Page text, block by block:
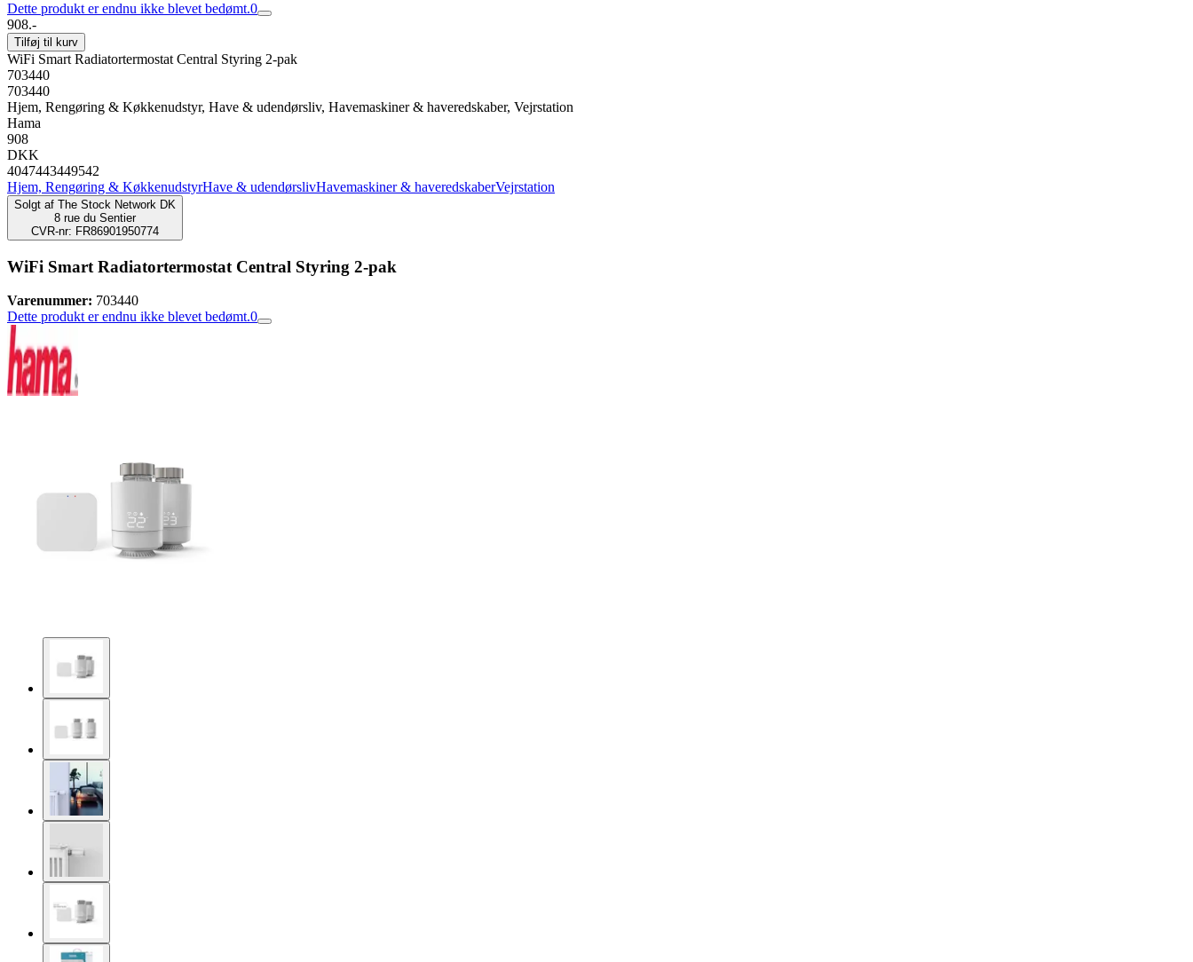
Dette produkt er endnu ikke blevet bedømt.0
908.-
Tilføj til kurv
WiFi Smart Radiatortermostat Central Styring 2-pak
703440
703440
Hjem, Rengøring & Køkkenudstyr, Have & udendørsliv, Havemaskiner & haveredskaber, Vejrstation
Hama
908
DKK
4047443449542
Hjem, Rengøring & KøkkenudstyrHave & udendørslivHavemaskiner & haveredskaberVejrstation
Solgt af The Stock Network DK
8 rue du Sentier
CVR-nr: FR86901950774
WiFi Smart Radiatortermostat Central Styring 2-pak
Varenummer: 703440
Dette produkt er endnu ikke blevet bedømt.0